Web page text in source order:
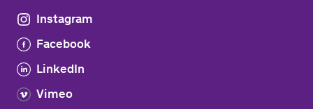
Instagram
Facebook
LinkedIn
Vimeo